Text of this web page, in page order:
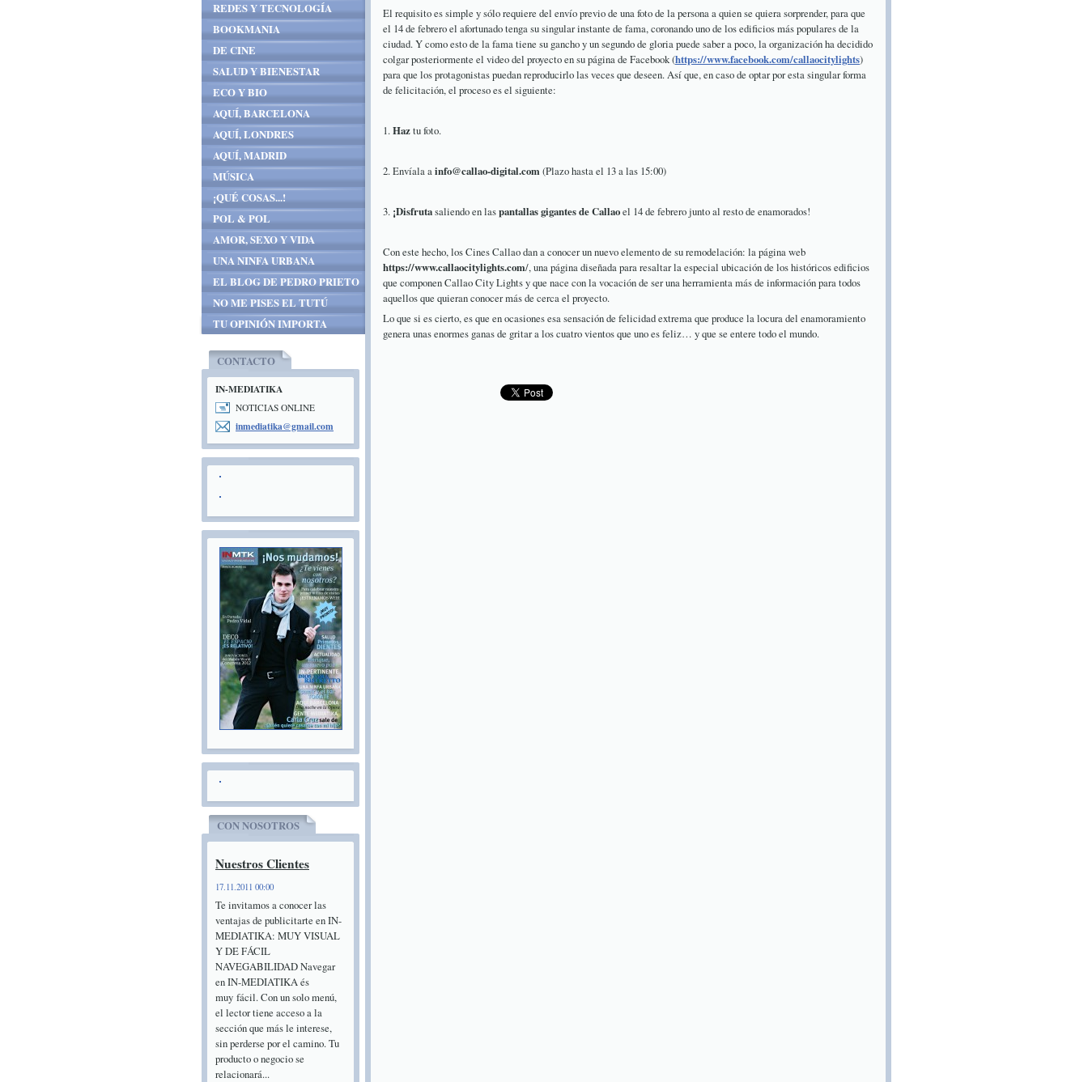
El requisito es simple y sólo requiere del envío previo de una foto de la persona a quien se quiera sorprender, para que
el 14 de febrero el afortunado tenga su singular instante de fama, coronando uno de los edificios más populares de la
ciudad. Y como esto de la fama tiene su gancho y un segundo de gloria puede saber a poco, la organización ha decidido
colgar posteriormente el video del proyecto en su página de Facebook (https://www.facebook.com/callaocitylights)
para que los protagonistas puedan reproducirlo las veces que deseen. Así que, en caso de optar por esta singular forma
de felicitación, el proceso es el siguiente:
1.Haztu foto.
2. Envíala ainfo@callao-digital.com(Plazo hasta el 13 a las 15:00)
3. ¡Disfrutasaliendo en laspantallas gigantes de Callaoel 14 de febrero junto al resto de enamorados!
Con este hecho, los Cines Callao dan a conocer un nuevo elemento de su remodelación: la página web
https://www.callaocitylights.com/, una página diseñada para resaltar la especial ubicación de los históricos edificios
que componen Callao City Lights y que nace con la vocación de ser una herramienta más de información para todos
aquellos que quieran conocer más de cerca el proyecto.
Lo que si es cierto, es que en ocasiones esa sensación de felicidad extrema que produce la locura del enamoramiento
genera unas enormes ganas de gritar a los cuatro vientos que uno es feliz… y que se entere todo el mundo.
REDES Y TECNOLOGÍA
BOOKMANIA
DE CINE
SALUD Y BIENESTAR
ECO Y BIO
AQUÍ, BARCELONA
AQUÍ, LONDRES
AQUÍ, MADRID
MÚSICA
¡QUÉ COSAS...!
POL & POL
AMOR, SEXO Y VIDA
UNA NINFA URBANA
EL BLOG DE PEDRO PRIETO
NO ME PISES EL TUTÚ
TU OPINIÓN IMPORTA
CONTACTO
IN-MEDIATIKA
NOTICIAS ONLINE
inmediatika@gmail.com
CON NOSOTROS
Nuestros Clientes
17.11.2011 00:00
Te invitamos a conocer las
ventajas de publicitarte en IN-
MEDIATIKA: MUY VISUAL
Y DE FÁCIL
NAVEGABILIDAD Navegar
en IN-MEDIATIKA és
muy fácil. Con un solo menú,
el lector tiene acceso a la
sección que más le interese,
sin perderse por el camino. Tu
producto o negocio se
relacionará...